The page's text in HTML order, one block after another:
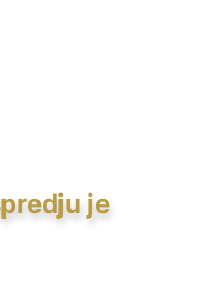
je